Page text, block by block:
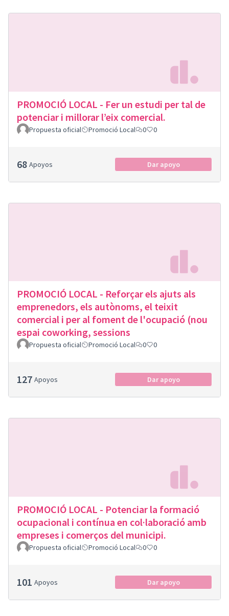
PROMOCIÓ LOCAL - Fer un estudi per tal de
potenciar i millorar l’eix comercial.
Propuesta oficial Promoció Local 0 0
68 Apoyos Dar apoyo
PROMOCIÓ LOCAL - Reforçar els ajuts als
emprenedors, els autònoms, el teixit
comercial i per al foment de l'ocupació (nou
espai coworking, sessions
Propuesta oficial Promoció Local 0 0
127 Apoyos Dar apoyo
PROMOCIÓ LOCAL - Potenciar la formació
ocupacional i contínua en col·laboració amb
empreses i comerços del municipi.
Propuesta oficial Promoció Local 0 0
101 Apoyos Dar apoyo